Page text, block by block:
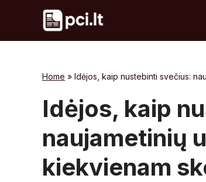
Home » Idėjos, kaip nustebinti svečius:
Idėjos, kaip
naujametinių
kiekvienam